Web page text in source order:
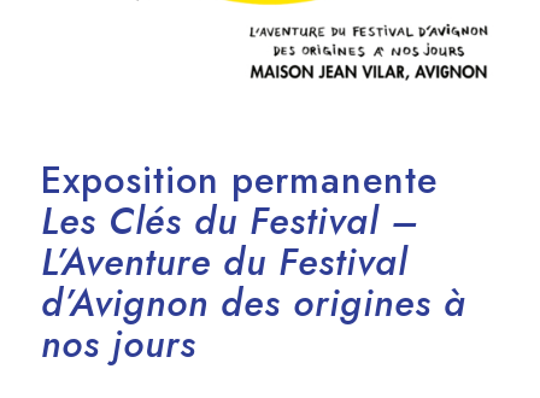
Exposition permanente
Les Clés du Festival –
L’Aventure du Festival
d’Avignon des origines à
nos jours